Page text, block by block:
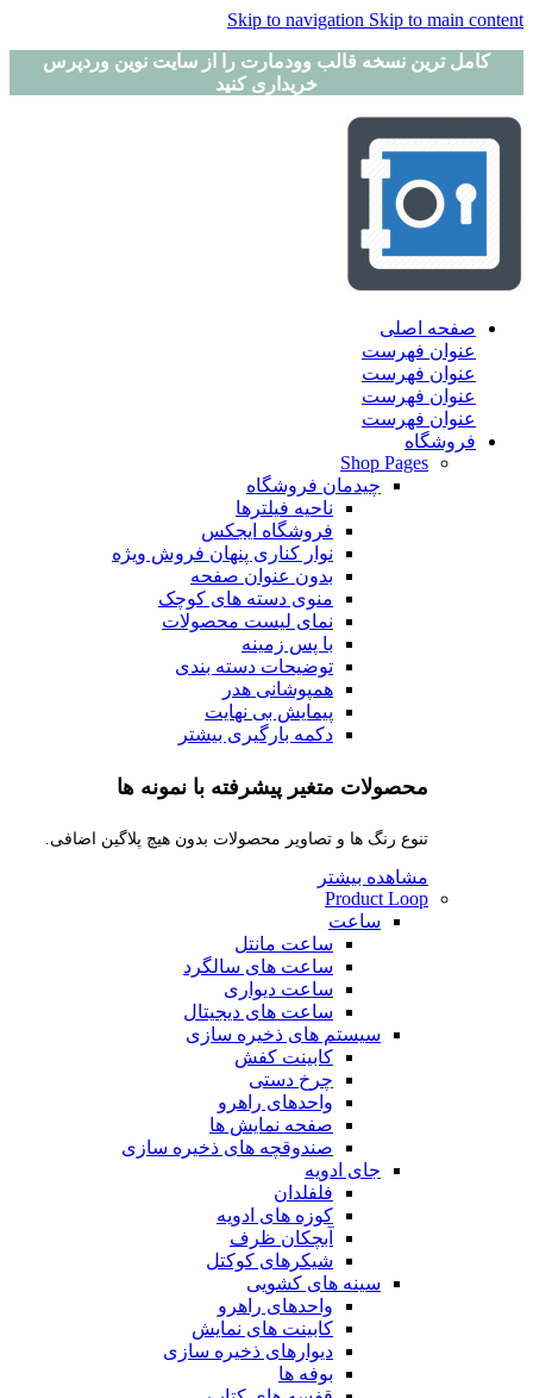
Skip to navigation Skip to main content
کامل ترین نسخه قالب وودمارت را از سایت نوین وردپرس
خریداری کنید
صفحه اصلی
عنوان فهرست
عنوان فهرست
عنوان فهرست
عنوان فهرست
فروشگاه
Shop Pages
چیدمان فروشگاه
ناحیه فیلترها
فروشگاه ایجکس
نوار کناری پنهان فروش ویژه
بدون عنوان صفحه
منوی دسته های کوچک
نمای لیست محصولات
با پس زمینه
توضیحات دسته بندی
همپوشانی هدر
پیمایش بی نهایت
دکمه بارگیری بیشتر
محصولات متغیر پیشرفته با نمونه ها
تنوع رنگ ها و تصاویر محصولات بدون هیچ پلاگین اضافی.
مشاهده بیشتر
Product Loop
ساعت
ساعت مانتل
ساعت های سالگرد
ساعت دیواری
ساعت های دیجیتال
سیستم های ذخیره سازی
کابینت کفش
چرخ دستی
واحدهای راهرو
صفحه نمایش ها
صندوقچه های ذخیره سازی
جای ادویه
فلفلدان
کوزه های ادویه
آبچکان ظرف
شیکرهای کوکتل
سینه های کشویی
واحدهای راهرو
کابینت های نمایش
دیوارهای ذخیره سازی
بوفه ها